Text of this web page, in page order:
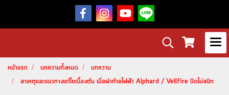
หน้าแรก บทความทั้งหมด
บทความ
สาเหตุและแนวทางแก้ไขเบื้องต้น เมื่อฝาท้ายไฟฟ้า Alphard / Vellfire ปิดไม่สนิท